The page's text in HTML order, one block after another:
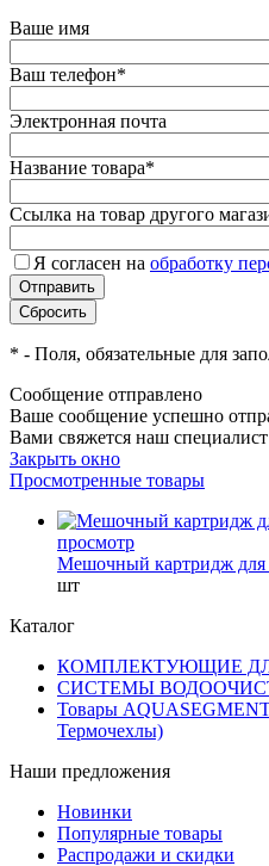
Ваше имя
Ваш телефон*
Электронная почта
Название товара*
Ссылка на товар другого
Я согласен на обработку
* - Поля, обязательные для
Сообщение отправлено
Ваше сообщение успешно
Вами свяжется наш специалист
Закрыть окно
Просмотренные товары
просмотр
Мешочный картридж
шт
Каталог
КОМПЛЕКТУЮЩИЕ
СИСТЕМЫ
Товары
Термочехлы)
Наши предложения
Новинки
Популярные товары
Распродажи и скидки